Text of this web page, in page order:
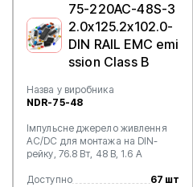
75-220AC-48S-3
2.0x125.2x102.0-
DIN RAIL EMC emi
ssion Class B
Назва у виробника
NDR-75-48
Імпульсне джерело живлення
AC/DC для монтажа на DIN-
рейку, 76.8 Вт, 48 В, 1.6 А
Доступно
67 шт